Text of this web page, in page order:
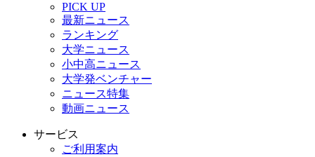
PICK UP
最新ニュース
ランキング
大学ニュース
小中高ニュース
大学発ベンチャー
ニュース特集
動画ニュース
サービス
ご利用案内